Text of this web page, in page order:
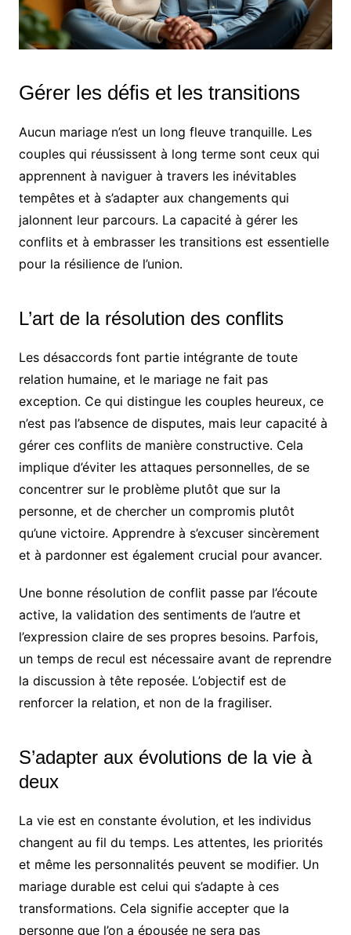
Gérer les défis et les transitions
Aucun mariage n’est un long fleuve tranquille. Les
couples qui réussissent à long terme sont ceux qui
apprennent à naviguer à travers les inévitables
tempêtes et à s’adapter aux changements qui
jalonnent leur parcours. La capacité à gérer les
conflits et à embrasser les transitions est essentielle
pour la résilience de l’union.
L’art de la résolution des conflits
Les désaccords font partie intégrante de toute
relation humaine, et le mariage ne fait pas
exception. Ce qui distingue les couples heureux, ce
n’est pas l’absence de disputes, mais leur capacité à
gérer ces conflits de manière constructive. Cela
implique d’éviter les attaques personnelles, de se
concentrer sur le problème plutôt que sur la
personne, et de chercher un compromis plutôt
qu’une victoire. Apprendre à s’excuser sincèrement
et à pardonner est également crucial pour avancer.
Une bonne résolution de conflit passe par l’écoute
active, la validation des sentiments de l’autre et
l’expression claire de ses propres besoins. Parfois,
un temps de recul est nécessaire avant de reprendre
la discussion à tête reposée. L’objectif est de
renforcer la relation, et non de la fragiliser.
S’adapter aux évolutions de la vie à
deux
La vie est en constante évolution, et les individus
changent au fil du temps. Les attentes, les priorités
et même les personnalités peuvent se modifier. Un
mariage durable est celui qui s’adapte à ces
transformations. Cela signifie accepter que la
personne que l’on a épousée ne sera pas